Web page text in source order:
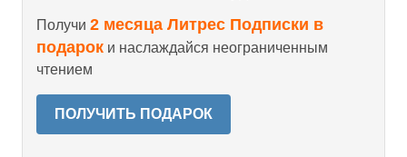
Получи 2 месяца Литрес Подписки в
подарок и наслаждайся неограниченным
чтением
ПОЛУЧИТЬ ПОДАРОК